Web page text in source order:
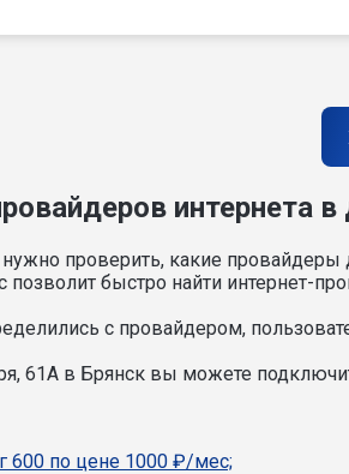
интернета
проверить, какие провайдеры
быстро найти интернет-
с провайдером,
61А в Брянск вы можете
600 по цене 1000 ₽/мес;